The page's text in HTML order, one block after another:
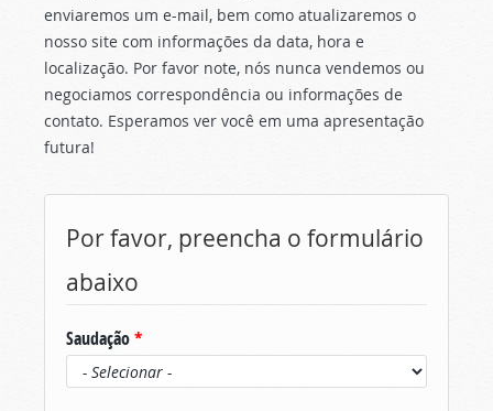
enviaremos um e-mail, bem como atualizaremos o
nosso site com informações da data, hora e
localização. Por favor note, nós nunca vendemos ou
negociamos correspondência ou informações de
contato. Esperamos ver você em uma apresentação
futura!
Por favor, preencha o formulário
abaixo
Saudação*